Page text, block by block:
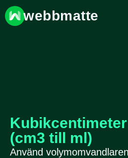
webbmatte
(cm3 till ml)
Använd